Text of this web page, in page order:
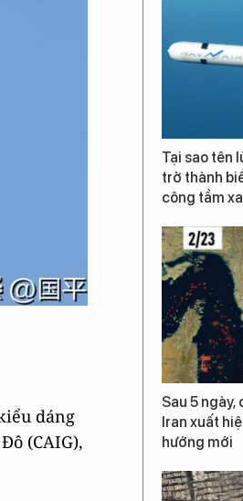
dáng
(CAIG),
Tại sao tên
trở thành
công tầm
Sau 5 ngày,
Iran xuất
hướng mới